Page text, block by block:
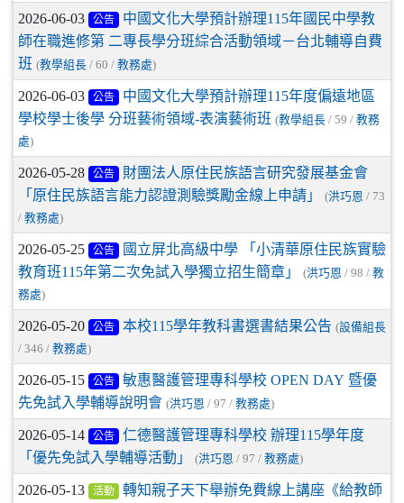
2026-06-03 公告
中國文化大學預計辦理115年國民中學教
師在職進修第 二專長學分班綜合活動領域－台北輔導自費
班 (教學組長 / 60 / 教務處)
2026-06-03 公告
中國文化大學預計辦理115年度偏遠地區
學校學士後學 分班藝術領域-表演藝術班 (教學組長 / 59 / 教務
處)
2026-05-28 公告
財團法人原住民族語言研究發展基金會
「原住民族語言能力認證測驗獎勵金線上申請」
(洪巧恩 / 73
/ 教務處)
2026-05-25 公告
國立屏北高級中學 「小清華原住民族實驗
教育班115年第二次免試入學獨立招生簡章」
(洪巧恩 / 98 / 教
務處)
2026-05-20 公告 本校115學年教科書選書結果公告 (設備組長
/ 346 / 教務處)
2026-05-15 公告
敏惠醫護管理專科學校 OPEN DAY 暨優
先免試入學輔導說明會 (洪巧恩 / 97 / 教務處)
2026-05-14 公告
仁德醫護管理專科學校 辦理115學年度
「優先免試入學輔導活動」
(洪巧恩 / 97 / 教務處)
2026-05-13 活動
轉知親子天下舉辦免費線上講座《給教師